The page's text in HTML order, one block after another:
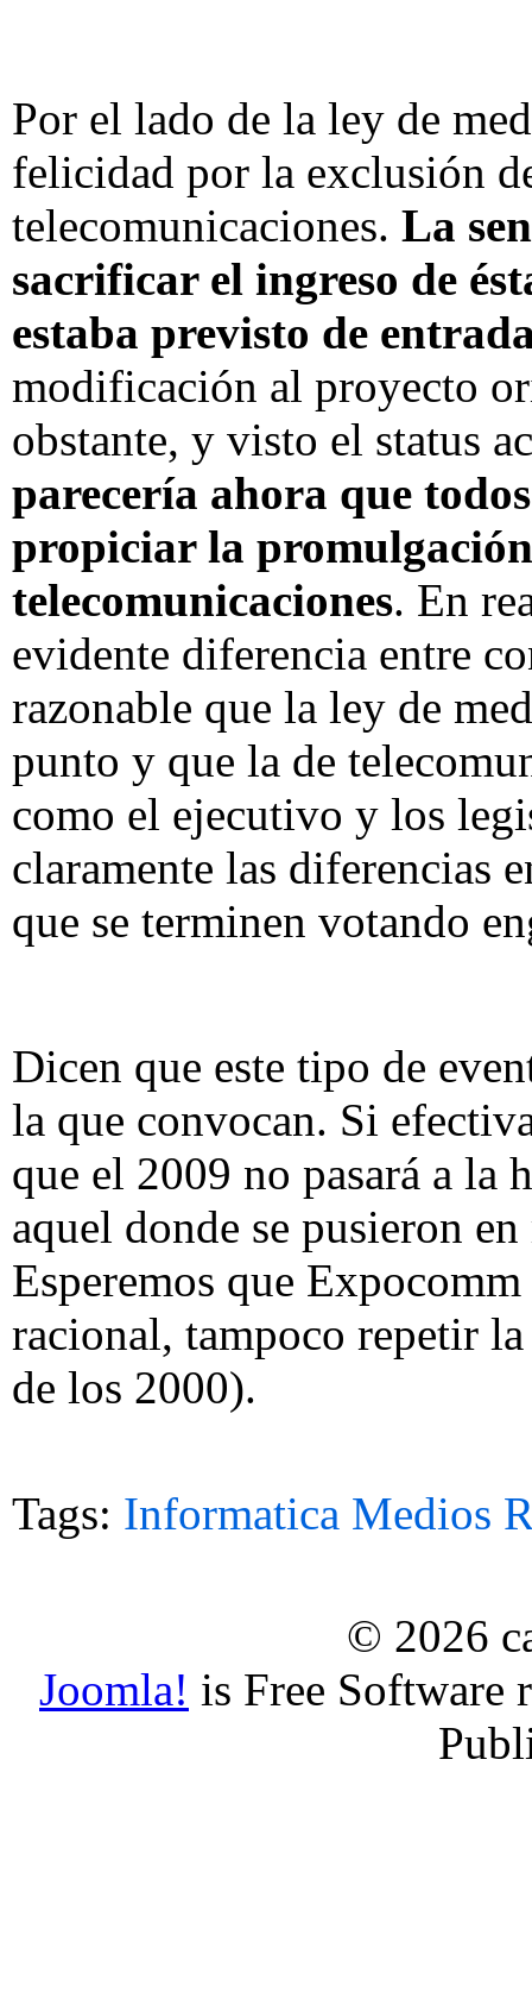
Por el lado de la ley de
felicidad por la exclusión
telecomunicaciones. La
sacrificar el ingreso de
estaba previsto de
modificación al proyecto
obstante, y visto el status
parecería ahora que
propiciar la
telecomunicaciones. En
evidente diferencia entre
razonable que la ley de
punto y que la de
como el ejecutivo y los
claramente las diferencias
que se terminen votando
Dicen que este tipo de
la que convocan. Si
que el 2009 no pasará a la
aquel donde se pusieron
Esperemos que
racional, tampoco repetir
de los 2000).
Tags: Informatica Medios
© 2026
Joomla! is Free Software